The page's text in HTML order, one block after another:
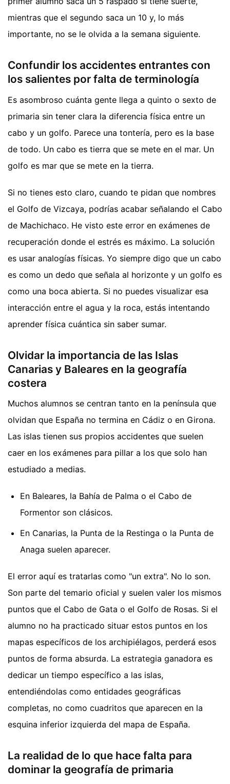
mientras que el segundo saca un 10 y, lo más
importante, no se le olvida a la semana siguiente.
Confundir los accidentes entrantes con
los salientes por falta de terminología
Es asombroso cuánta gente llega a quinto o sexto de
primaria sin tener clara la diferencia física entre un
cabo y un golfo. Parece una tontería, pero es la base
de todo. Un cabo es tierra que se mete en el mar. Un
golfo es mar que se mete en la tierra.
Si no tienes esto claro, cuando te pidan que nombres
el Golfo de Vizcaya, podrías acabar señalando el Cabo
de Machichaco. He visto este error en exámenes de
recuperación donde el estrés es máximo. La solución
es usar analogías físicas. Yo siempre digo que un cabo
es como un dedo que señala al horizonte y un golfo es
como una boca abierta. Si no puedes visualizar esa
interacción entre el agua y la roca, estás intentando
aprender física cuántica sin saber sumar.
Olvidar la importancia de las Islas
Canarias y Baleares en la geografía
costera
Muchos alumnos se centran tanto en la península que
olvidan que España no termina en Cádiz o en Girona.
Las islas tienen sus propios accidentes que suelen
caer en los exámenes para pillar a los que solo han
estudiado a medias.
En Baleares, la Bahía de Palma o el Cabo de
Formentor son clásicos.
En Canarias, la Punta de la Restinga o la Punta de
Anaga suelen aparecer.
El error aquí es tratarlas como "un extra". No lo son.
Son parte del temario oficial y suelen valer los mismos
puntos que el Cabo de Gata o el Golfo de Rosas. Si el
alumno no ha practicado situar estos puntos en los
mapas específicos de los archipiélagos, perderá esos
puntos de forma absurda. La estrategia ganadora es
dedicar un tiempo específico a las islas,
entendiéndolas como entidades geográficas
completas, no como cuadritos que aparecen en la
esquina inferior izquierda del mapa de España.
La realidad de lo que hace falta para
dominar la geografía de primaria